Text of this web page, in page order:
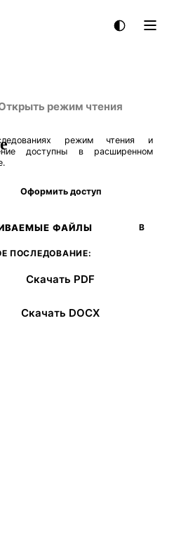
режим чтения
режим чтения и
доступны в расширенном
Оформить доступ
ФАЙЛЫ В
ПОСЛЕДОВАНИЕ:
Скачать PDF
Скачать DOCX